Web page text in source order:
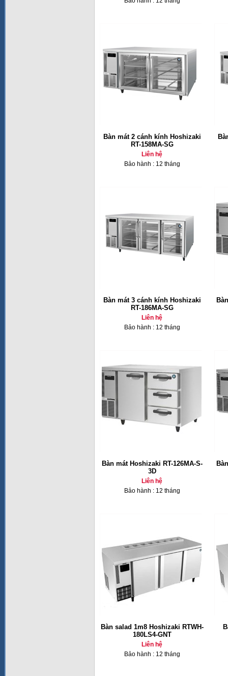
Bàn mát 2 cánh kính Hoshizaki
RT-158MA-SG
Liên hệ
Bảo hành : 12 tháng
Bàn mát 3 cánh kính Hoshizaki
RT-186MA-SG
Liên hệ
Bảo hành : 12 tháng
Bàn mát Hoshizaki RT-126MA-S-
3D
Liên hệ
Bảo hành : 12 tháng
Bàn salad 1m8 Hoshizaki RTWH-
180LS4-GNT
Liên hệ
Bảo hành : 12 tháng